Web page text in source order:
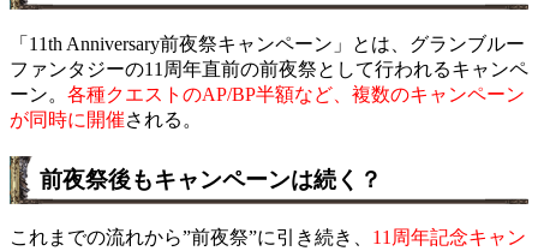
「11th Anniversary前夜祭キャンペーン」とは、グランブルー
ファンタジーの11周年直前の前夜祭として行われるキャンペ
ーン。 各種クエストのAP/BP半額など、複数のキャンペーン
が同時に開催される。
前夜祭後もキャンペーンは続く？
これまでの流れから”前夜祭”に引き続き、 11周年記念キャン